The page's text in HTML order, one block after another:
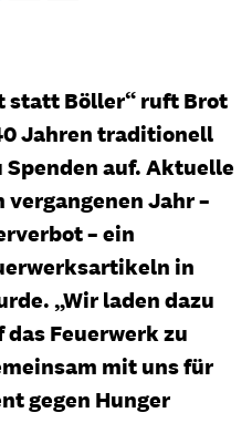
statt Böller“ ruft Brot
Jahren traditionell
Spenden auf. Aktuelle
vergangenen Jahr –
– ein
in
„Wir laden dazu
Feuerwerk zu
mit uns für
gegen Hunger